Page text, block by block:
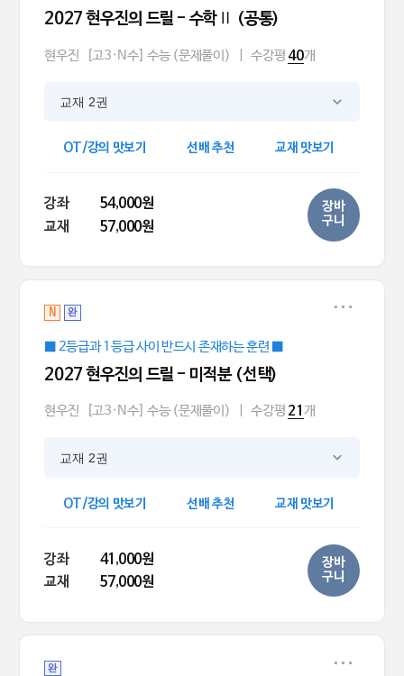
2027 현우진의 드릴 - 수학Ⅱ (공통)
현우진 [고3·N수] 수능 (문제풀이) 수강평 40개
교재 2권
OT/강의 맛보기 선배 추천 교재 맛보기
강좌
54,000원
교재
57,000원
장바
구니
N 완
■ 2등급과 1등급 사이 반드시 존재하는 훈련 ■
2027 현우진의 드릴 - 미적분 (선택)
현우진 [고3·N수] 수능 (문제풀이) 수강평 21 개
교재 2권
OT/강의 맛보기 선배 추천 교재 맛보기
강좌
41,000원
교재
57,000원
장바
구니
완